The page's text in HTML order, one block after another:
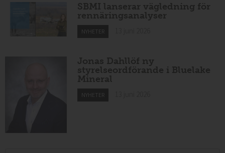
SBMI lanserar vägledning för
rennäringsanalyser
NYHETER
Jonas Dahllöf ny
styrelseordförande i Bluelake
Mineral
NYHETER